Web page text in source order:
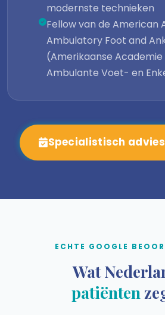
modernste technieken
Fellow van de American
Ambulatory Foot and
(Amerikaanse
Ambulante Voet- en
Specialistisch
ECHTE GOOGLE
Wat
patiënten